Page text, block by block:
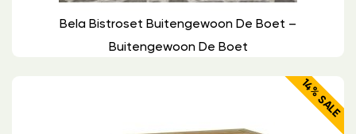
Bela Bistroset Buitengewoon De Boet –
Buitengewoon De Boet
14% SALE